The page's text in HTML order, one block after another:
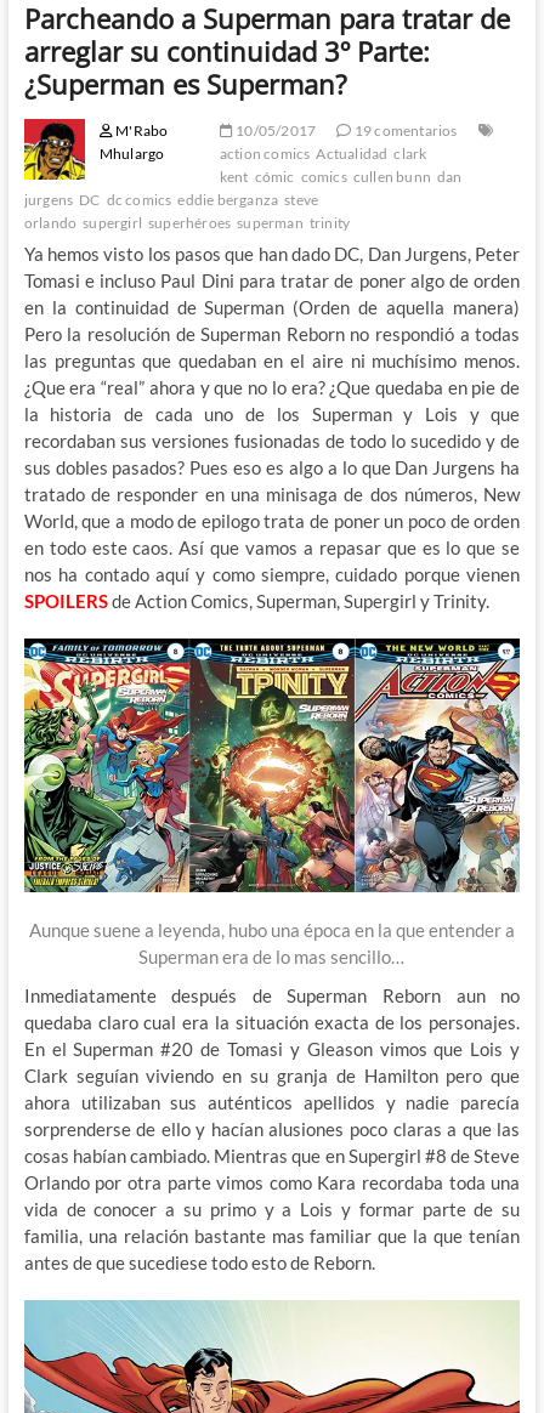
Parcheando a Superman para tratar de
arreglar su continuidad 3º Parte:
¿Superman es Superman?
M'Rabo
Mhulargo
10/05/2017
19 comentarios
action comics Actualidad clark
kent cómic comics cullen bunn dan
jurgens DC dc comics eddie berganza steve
orlando supergirl superhéroes superman trinity
Ya hemos visto los pasos que han dado DC, Dan Jurgens, Peter
Tomasi e incluso Paul Dini para tratar de poner algo de orden
en la continuidad de Superman (Orden de aquella manera)
Pero la resolución de Superman Reborn no respondió a todas
las preguntas que quedaban en el aire ni muchísimo menos.
¿Que era “real” ahora y que no lo era? ¿Que quedaba en pie de
la historia de cada uno de los Superman y Lois y que
recordaban sus versiones fusionadas de todo lo sucedido y de
sus dobles pasados? Pues eso es algo a lo que Dan Jurgens ha
tratado de responder en una minisaga de dos números, New
World, que a modo de epilogo trata de poner un poco de orden
en todo este caos. Así que vamos a repasar que es lo que se
nos ha contado aquí y como siempre, cuidado porque vienen
SPOILERSde Action Comics, Superman, Supergirl y Trinity.
Aunque suene a leyenda, hubo una época en la que entender a
Superman era de lo mas sencillo…
Inmediatamente después de Superman Reborn aun no
quedaba claro cual era la situación exacta de los personajes.
En el Superman #20 de Tomasi y Gleason vimos que Lois y
Clark seguían viviendo en su granja de Hamilton pero que
ahora utilizaban sus auténticos apellidos y nadie parecía
sorprenderse de ello y hacían alusiones poco claras a que las
cosas habían cambiado. Mientras que en Supergirl #8 de Steve
Orlando por otra parte vimos como Kara recordaba toda una
vida de conocer a su primo y a Lois y formar parte de su
familia, una relación bastante mas familiar que la que tenían
antes de que sucediese todo esto de Reborn.